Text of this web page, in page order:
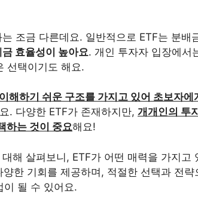
조금 다른데요. 일반적으로 ETF는 분배
효율성이 높아요. 개인 투자자 입장에서
선택이기도 해요.
해하기 쉬운 구조를 가지고 있어 초보자에
. 다양한 ETF가 존재하지만, 개개인의 투
하는 것이 중요해요!
해 살펴보니, ETF가 어떤 매력을 가지고
한 기회를 제공하며, 적절한 선택과 전략
이 될 수 있어요.